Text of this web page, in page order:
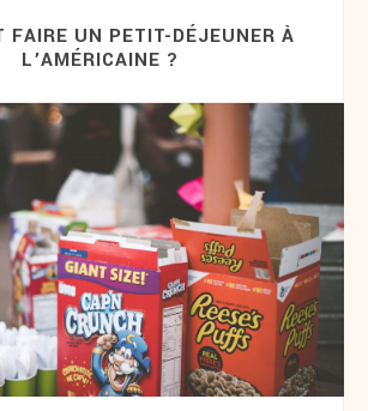
FAIRE UN PETIT-DÉJEUNER À
L’AMÉRICAINE ?